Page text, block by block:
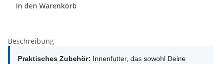
In den Warenkorb
Beschreibung
Praktisches Zubehör: Innenfutter, das sowohl Deine